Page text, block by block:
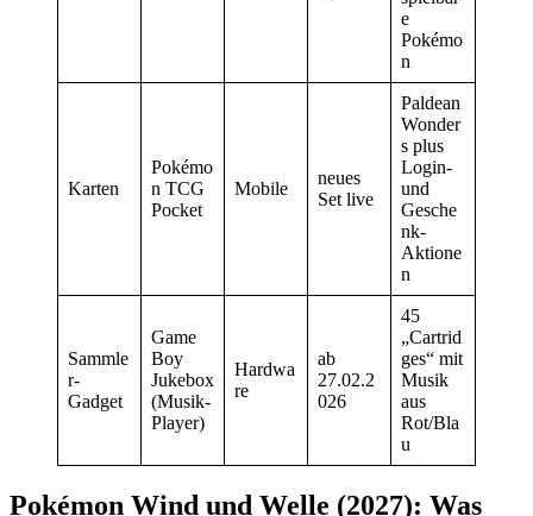
e
Pokémo
n
Karten
Pokémo
n TCG
Pocket
Mobile
neues
Set live
Paldean
Wonder
s plus
Login-
und
Gesche
nk-
Aktione
n
Sammle
r-
Gadget
Game
Boy
Jukebox
(Musik-
Player)
Hardwa
re
ab
27.02.2
026
45
„Cartrid
ges“ mit
Musik
aus
Rot/Bla
u
Pokémon Wind und Welle (2027): Was